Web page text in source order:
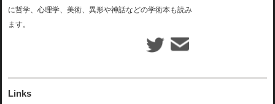
に哲学、心理学、美術、異形や神話などの学術本も読み
ます。
Links